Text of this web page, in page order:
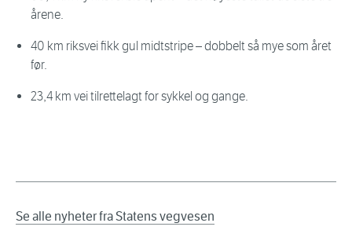
årene.
40 km riksvei fikk gul midtstripe – dobbelt så mye som året
før.
23,4 km vei tilrettelagt for sykkel og gange.
Se alle nyheter fra Statens vegvesen